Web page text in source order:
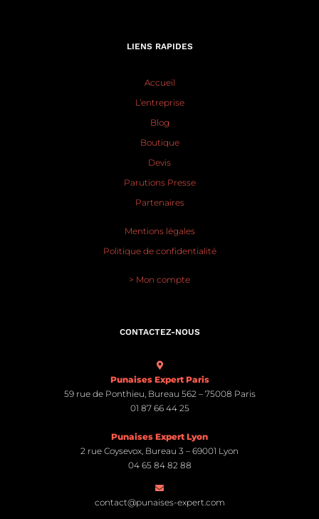
LIENS RAPIDES
Accueil
L’entreprise
Blog
Boutique
Devis
Parutions Presse
Partenaires
Mentions légales
Politique de confidentialité
> Mon compte
CONTACTEZ-NOUS
Punaises Expert Paris
59 rue de Ponthieu, Bureau 562 – 75008 Paris
01 87 66 44 25
Punaises Expert Lyon
2 rue Coysevox, Bureau 3 – 69001 Lyon
04 65 84 82 88
contact@punaises-expert.com